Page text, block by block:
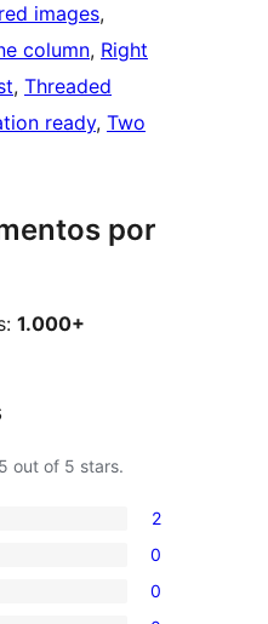
images
column, Right
, Threaded
ready, Two
por
1.000+
5 out of 5 stars.
2
0
0